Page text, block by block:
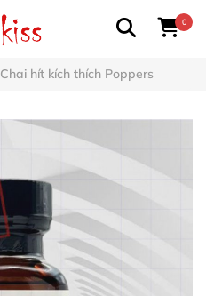
0
Chai hít kích thích Poppers